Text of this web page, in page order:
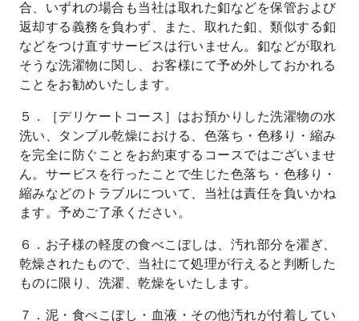
合、いずれの場合も当社は取れた釦などを保管および
返却する義務を負わず、また、取れた釦、類似する釦
などをつけ直すサービスは行いません。釦などが取れ
そうな洗濯物に関し、お客様にて予め外しておかれる
ことをお勧めいたします。
５．［デリケートコース］はお預かりした洗濯物の水
洗い、タンブル乾燥における、色落ち・色移り・縮み
を完全に防ぐことをお約束するコースではございませ
ん。サービスを行ったことで生じた色落ち・色移り・
縮みなどのトラブルについて、当社は責任を負いかね
ます。予めご了承ください。
６．お子様の軽度の食べこぼしは、汚れ部分を濯ぎ、
乾燥されたもので、当社にて処理が行えると判断した
ものに限り、洗濯、乾燥をいたします。
７．泥・食べこぼし・血液・その他汚れが付着してい